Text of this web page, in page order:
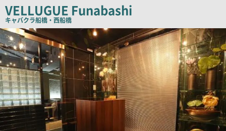
ピ
ー
VELLUGUE Funabashi
キャバクラ船橋・西船橋
店
舗
PR
画
像